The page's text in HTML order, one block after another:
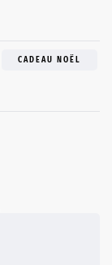
CADEAU NOËL